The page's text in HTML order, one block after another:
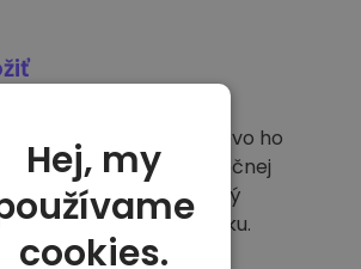
Kriptomat
, bezproblémovo ho
vyhradenej a bezpečnej
našej platformy. Každý
individuálnu peňaženku.
Hej, my
cookies.